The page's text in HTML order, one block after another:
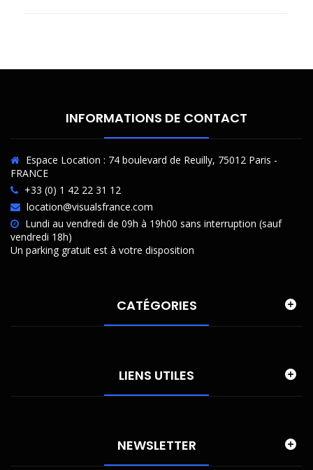
INFORMATIONS DE CONTACT
Espace Location : 74 boulevard de Reuilly, 75012 Paris -
FRANCE
+33 (0) 1 42 22 31 12
location@visualsfrance.com
Lundi au vendredi de 09h à 19h00 sans interruption (sauf
vendredi 18h)
Un parking gratuit est à votre disposition
CATÉGORIES
LIENS UTILES
NEWSLETTER